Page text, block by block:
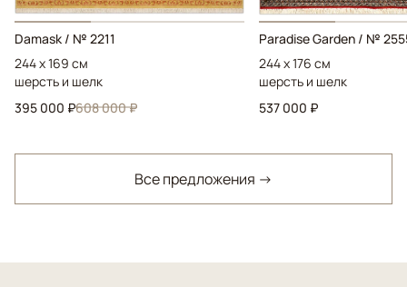
Damask / № 2211
244 x 169 см
шерсть и шелк
395 000 ₽608 000 ₽
Paradise Garden / №
244 x 176 см
шерсть и шелк
537 000 ₽
Все предложения →